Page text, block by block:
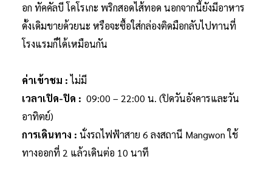
อก ทัคคัลบี โคโรเกะ พริกสอดไส้ทอด นอกจากนี้ยังมีอาหาร
ดั้งเดิมขายด้วยนะ หรือจะซื้อใส่กล่องติดมือกลับไปทานที่
โรงแรมก็ได้เหมือนกัน
ค่าเข้าชม :ไม่มี
เวลาเปิด-ปิด : 09:00 – 22:00 น. (ปิดวันอังคารและวัน
อาทิตย์)
การเดินทาง : นั่งรถไฟฟ้าสาย 6 ลงสถานี Mangwon ใช้
ทางออกที่ 2 แล้วเดินต่อ 10 นาที